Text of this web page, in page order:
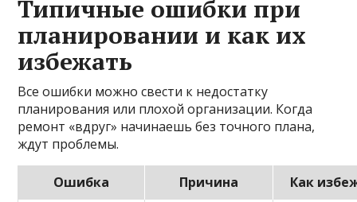
Типичные ошибки при
планировании и как их
избежать
Все ошибки можно свести к недостатку
планирования или плохой организации. Когда
ремонт «вдруг» начинаешь без точного плана,
ждут проблемы.
Ошибка Причина
Как